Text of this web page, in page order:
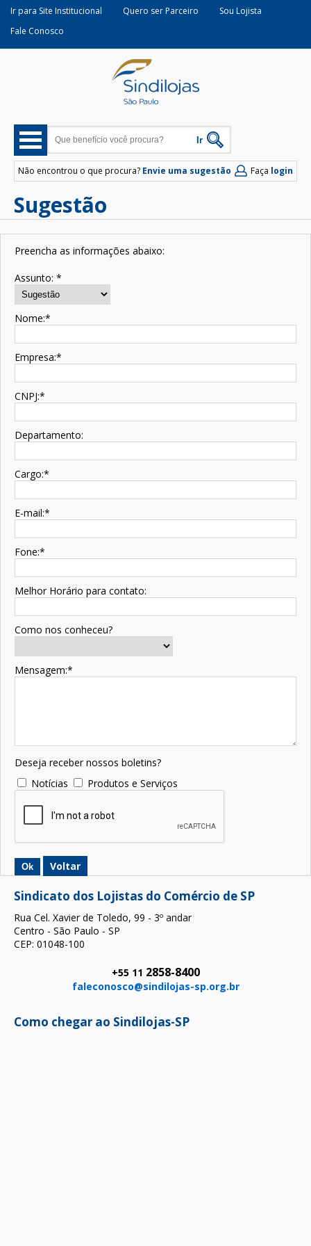
Ir para Site Institucional Quero ser Parceiro
Sou Lojista
Fale Conosco
Não encontrou o que procura? Envie uma sugestão Faça login
Sugestão
Preencha as informações abaixo:
Assunto: *
Nome:*
Empresa:*
CNPJ:*
Departamento:
Cargo:*
E-mail:*
Fone:*
Melhor Horário para contato:
Como nos conheceu?
Mensagem:*
Deseja receber nossos boletins?
Notícias
Produtos e Serviços
Ok Voltar
Sindicato dos Lojistas do Comércio de SP
Rua Cel. Xavier de Toledo, 99 - 3º andar
Centro - São Paulo - SP
CEP: 01048-100
+55 11 2858-8400
faleconosco@sindilojas-sp.org.br
Como chegar ao Sindilojas-SP